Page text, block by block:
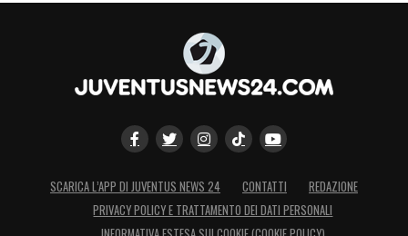
SCARICA L’APP DI JUVENTUS NEWS 24 CONTATTI
REDAZIONE
PRIVACY POLICY E TRATTAMENTO DEI DATI PERSONALI